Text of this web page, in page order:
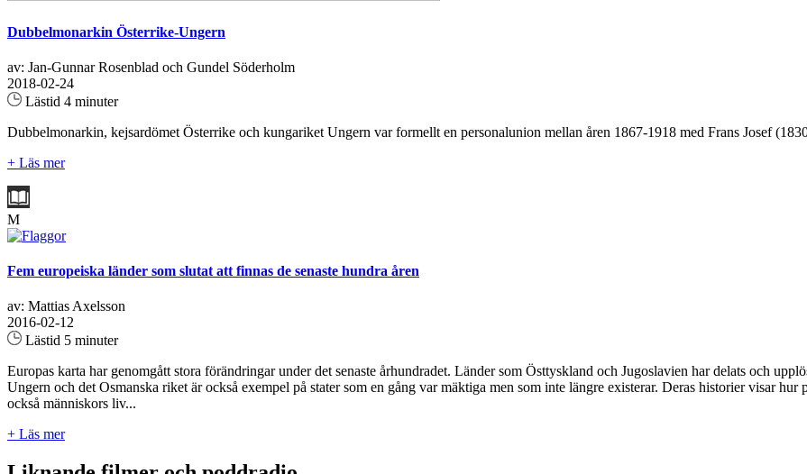
Dubbelmonarkin Österrike-Ungern
av: Jan-Gunnar Rosenblad och Gundel Söderholm
2018-02-24
Lästid 4 minuter
Dubbelmonarkin, kejsardömet Österrike och kungariket Ungern var formellt en personalunion mellan åren 1867-1918 med Frans Josef
+ Läs mer
M
Fem europeiska länder som slutat att finnas de senaste hundra åren
av: Mattias Axelsson
2016-02-12
Lästid 5 minuter
Europas karta har genomgått stora förändringar under det senaste århundradet. Länder som Östtyskland och Jugoslavien har delats och
Ungern och det Osmanska riket är också exempel på stater som en gång var mäktiga men som inte längre existerar. Deras historier visar
också människors liv...
+ Läs mer